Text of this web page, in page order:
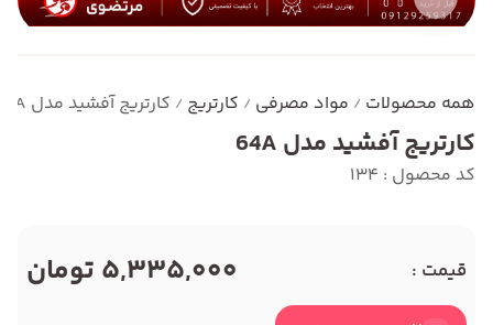
همه محصولات / مواد مصرفی / کارتریج / کارتریج آفشید مدل 64A
کارتریج آفشید مدل 64A
کد محصول : 134
قیمت : 5,335,000 تومان